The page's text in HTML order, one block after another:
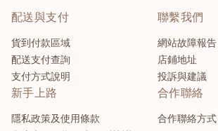
配送與支付
貨到付款區域
配送支付查詢
支付方式說明
聯繫我們
網站故障報告
店鋪地址
投訴與建議
新手上路
隱私政策及使用條款
合作聯絡
合作聯絡方式